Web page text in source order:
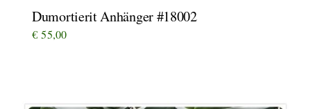
Dumortierit Anhänger #18002
€ 55,00